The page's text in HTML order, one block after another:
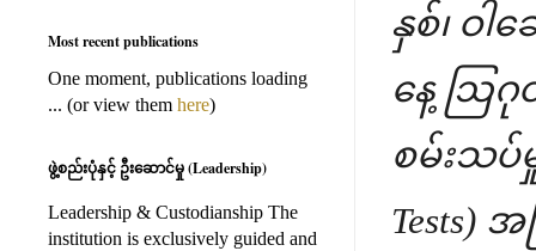
နှစ်၊ ဝါ
နေ့ ဩဂု
စမ်းသပ်မှု
Tests)
Most recent publications
One moment, publications loading
... (or view them here)
ဖွဲ့စည်းပုံနှင့် ဦးဆောင်မှု (Leadership)
Leadership & Custodianship The
institution is exclusively guided and